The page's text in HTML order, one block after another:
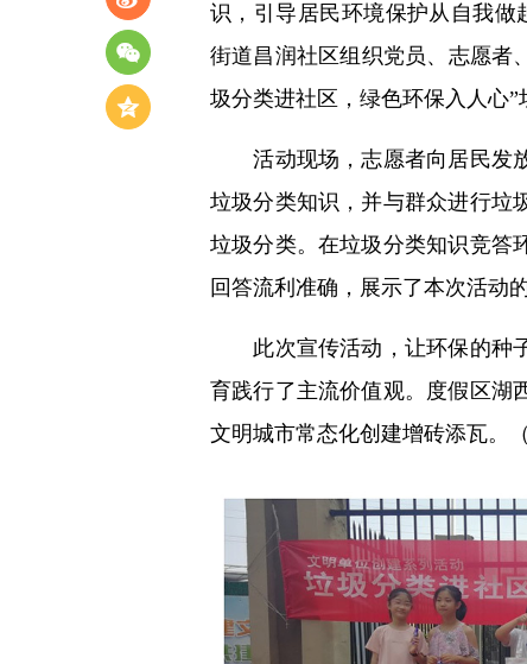
识，引导居民环境保护从自我做
街道昌润社区组织党员、志愿者
圾分类进社区，绿色环保入人心”
活动现场，志愿者向居民发放
垃圾分类知识，并与群众进行垃
垃圾分类。在垃圾分类知识竞答
回答流利准确，展示了本次活动的
此次宣传活动，让环保的种子
育践行了主流价值观。度假区湖
文明城市常态化创建增砖添瓦。